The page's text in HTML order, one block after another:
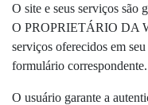
O site e seus serviços são
O PROPRIETÁRIO DA
serviços oferecidos em
formulário correspondente.
O usuário garante a